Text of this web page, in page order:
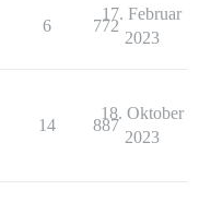
6 772
17. Februar
2023
14 887
18. Oktober
2023